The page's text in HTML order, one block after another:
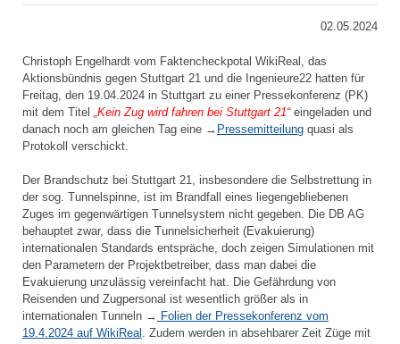
02.05.2024
Christoph Engelhardt vom Faktencheckpotal WikiReal, das
Aktionsbündnis gegen Stuttgart 21 und die Ingenieure22 hatten für
Freitag, den 19.04.2024 in Stuttgart zu einer Pressekonferenz (PK)
mit dem Titel „Kein Zug wird fahren bei Stuttgart 21“eingeladen und
danach noch am gleichen Tag eine → Pressemitteilung quasi als
Protokoll verschickt.
Der Brandschutz bei Stuttgart 21, insbesondere die Selbstrettung in
der sog. Tunnelspinne, ist im Brandfall eines liegengebliebenen
Zuges im gegenwärtigen Tunnelsystem nicht gegeben. Die DB AG
behauptet zwar, dass die Tunnelsicherheit (Evakuierung)
internationalen Standards entspräche, doch zeigen Simulationen mit
den Parametern der Projektbetreiber, dass man dabei die
Evakuierung unzulässig vereinfacht hat. Die Gefährdung von
Reisenden und Zugpersonal ist wesentlich größer als in
internationalen Tunneln → Folien der Pressekonferenz vom
19.4.2024 auf WikiReal . Zudem werden in absehbarer Zeit Züge mit